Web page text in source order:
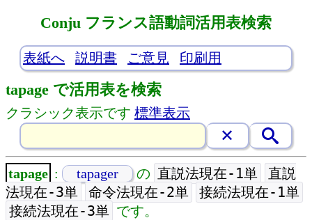
Conju フランス語動詞活用表検索
表紙へ 説明書 ご意見 印刷用
tapage で活用表を検索
クラシック表示です 標準表示
tapage : tapager の 直説法現在-1単
直説
法現在-3単
命令法現在-2単
接続法現在-1単
接続法現在-3単 です。